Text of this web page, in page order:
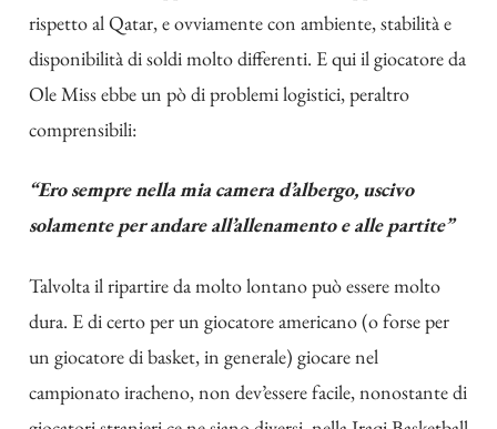
rispetto al Qatar, e ovviamente con ambiente, stabilità e
disponibilità di soldi molto differenti. E qui il giocatore da
Ole Miss ebbe un pò di problemi logistici, peraltro
comprensibili:
“Ero sempre nella mia camera d’albergo, uscivo
solamente per andare all’allenamento e alle partite”
Talvolta il ripartire da molto lontano può essere molto
dura. E di certo per un giocatore americano (o forse per
un giocatore di basket, in generale) giocare nel
campionato iracheno, non dev’essere facile, nonostante di